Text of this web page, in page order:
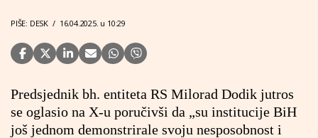
PIŠE: DESK / 16.04.2025. u 10:29
Predsjednik bh. entiteta RS Milorad Dodik jutros
se oglasio na X-u poručivši da „su institucije BiH
još jednom demonstrirale svoju nesposobnost i